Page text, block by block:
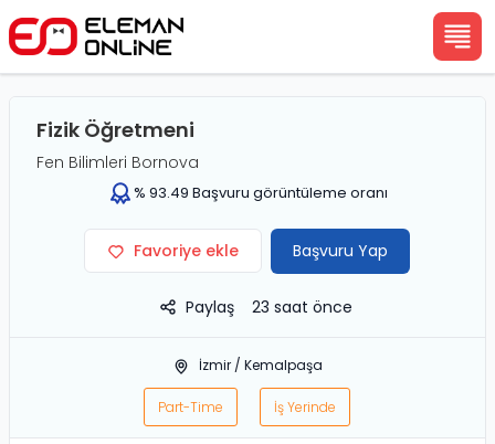
Fizik Öğretmeni
Fen Bilimleri Bornova
% 93.49 Başvuru görüntüleme oranı
Favoriye ekle Başvuru Yap
Paylaş 23 saat önce
İzmir / Kemalpaşa
Part-Time İş Yerinde